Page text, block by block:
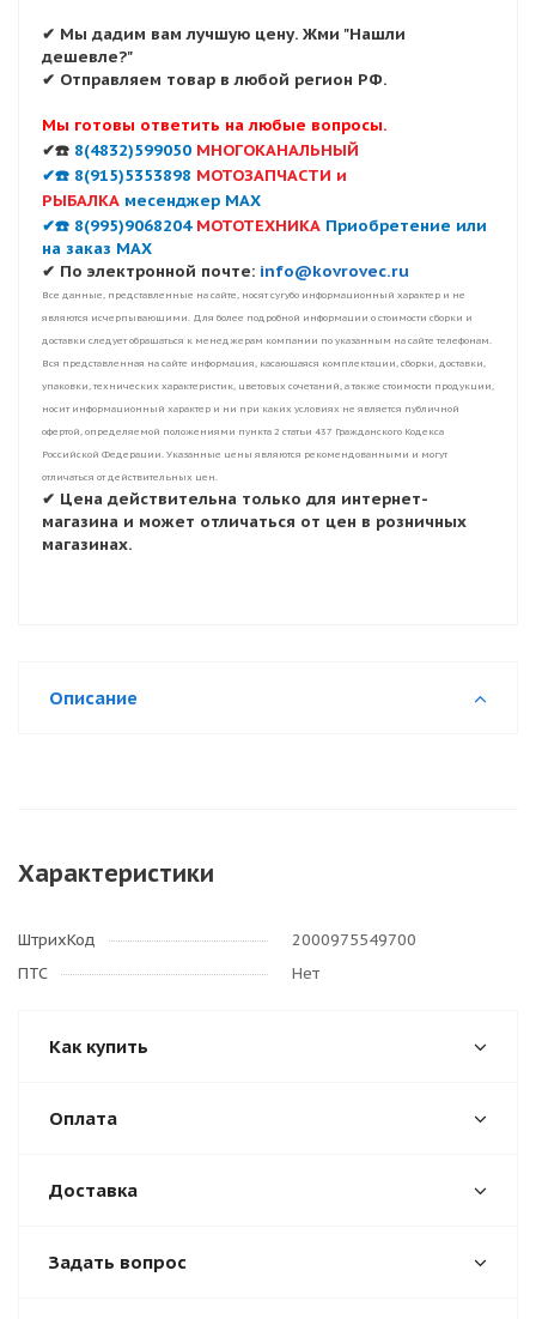
✔ Мы дадим вам лучшую цену. Жми "Нашли
дешевле?"
✔ Отправляем товар в любой регион РФ.
Мы готовы ответить на любые вопросы.
✔☎️ 8(4832)599050 МНОГОКАНАЛЬНЫЙ
✔☎️ 8(915)5353898 МОТОЗАПЧАСТИ и
РЫБАЛКА месенджер MAX
✔☎️ 8(995)9068204 МОТОТЕХНИКА Приобретение или
на заказ MAX
✔ По электронной почте: info@kovrovec.ru
Все данные, представленные на сайте, носят сугубо информационный характер и не
являются исчерпывающими. Для более подробной информации о стоимости сборки и
доставки следует обращаться к менеджерам компании по указанным на сайте телефонам.
Вся представленная на сайте информация, касающаяся комплектации, сборки, доставки,
упаковки, технических характеристик, цветовых сочетаний, а также стоимости продукции,
носит информационный характер и ни при каких условиях не является публичной
офертой, определяемой положениями пункта 2 статьи 437 Гражданского Кодекса
Российской Федерации. Указанные цены являются рекомендованными и могут
отличаться от действительных цен.
✔ Цена действительна только для интернет-
магазина и может отличаться от цен в розничных
магазинах.
Описание
Характеристики
ШтрихКод
2000975549700
ПТС
Нет
Как купить
Оплата
Доставка
Задать вопрос